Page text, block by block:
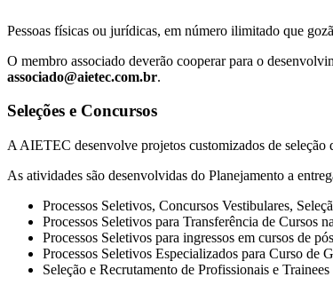
Pessoas fí­sicas ou jurí­dicas, em número ilimitado que
O membro associado deverão cooperar para o
associado@aietec.com.br.
Seleções e Concursos
A AIETEC desenvolve projetos customizados de seleção
As atividades são desenvolvidas do Planejamento a
Processos Seletivos, Concursos Vestibulares,
Processos Seletivos para Transferência de Cursos
Processos Seletivos para ingressos em cursos de
Processos Seletivos Especializados para Curso de
Seleção e Recrutamento de Profissionais e Trainees